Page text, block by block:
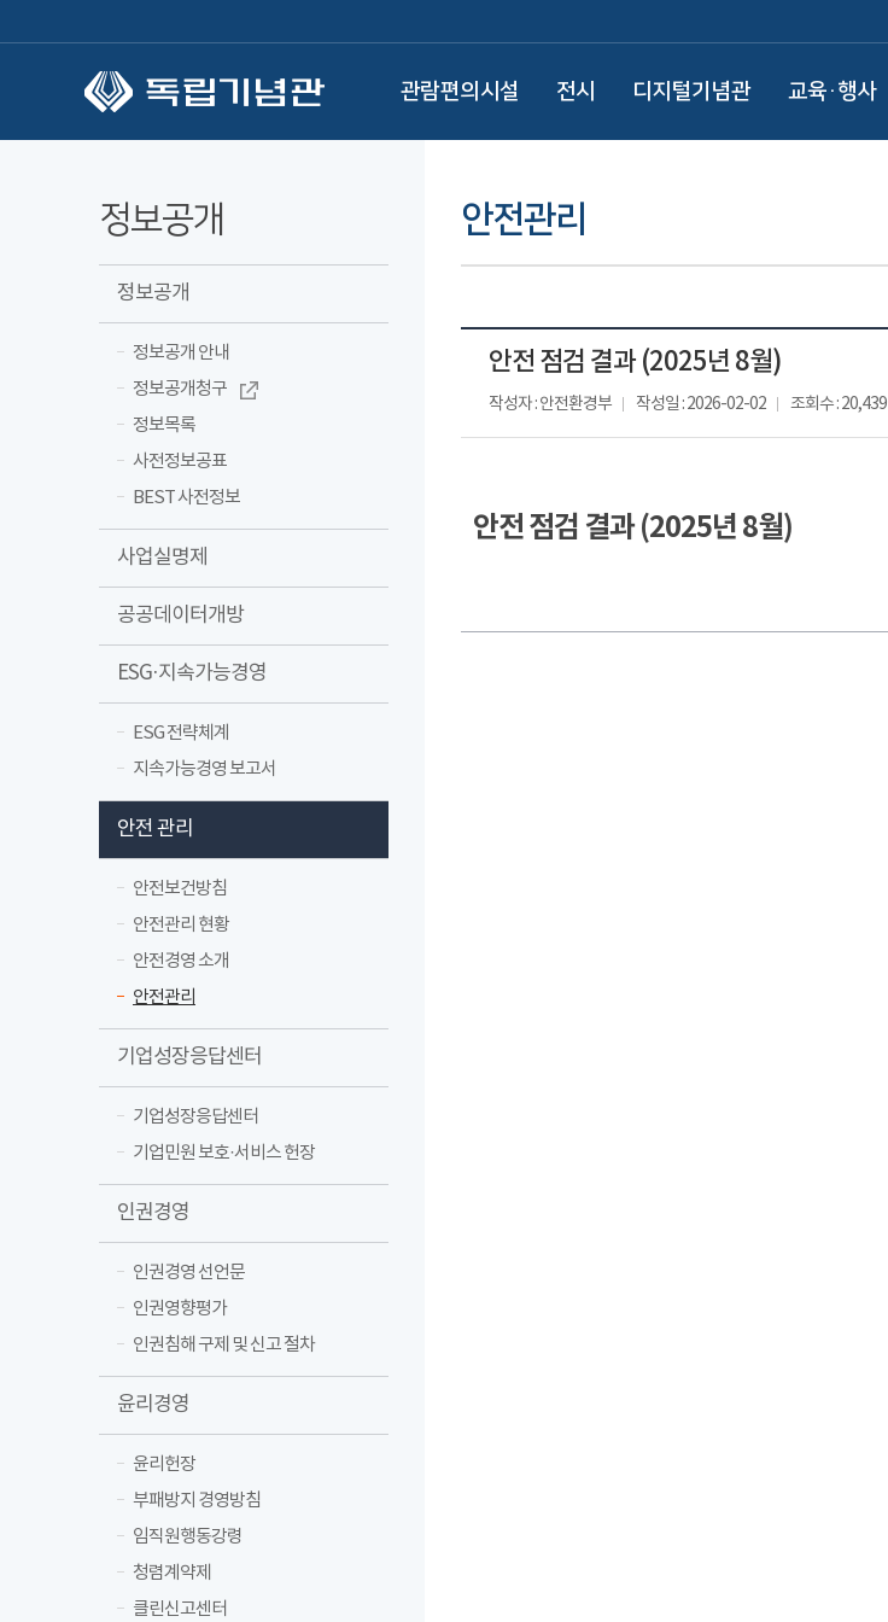
관람편의시설 전시 디지털기념관 교육·행사
정보공개
정보공개
정보공개 안내
정보공개청구
정보목록
사전정보공표
BEST 사전정보
사업실명제
공공데이터개방
ESG·지속가능경영
ESG 전략체계
지속가능경영 보고서
안전 관리
안전보건방침
안전관리 현황
안전경영 소개
안전관리
기업성장응답센터
기업성장응답센터
기업민원 보호·서비스 헌장
인권경영
인권경영 선언문
인권영향평가
인권침해 구제 및 신고 절차
윤리경영
윤리헌장
부패방지 경영방침
임직원행동강령
청렴계약제
클린신고센터
안전관리
안전 점검 결과 (2025년 8월)
작성자 : 안전환경부 작성일 : 2026-02-02 조회수 : 20,439
안전 점검 결과 (2025년 8월)